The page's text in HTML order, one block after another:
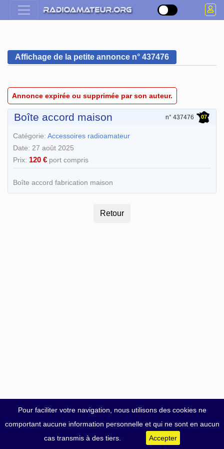
Pour faciliter votre navigation, nous utilisons des cookies ne
comportant aucune information personnelle et qui ne sont en aucun
cas transmis à des tiers.
Accepter
Affichage de la petite annonce n° 437476
Annonce expirée ou supprimée par son auteur.
Boîte accord maison n° 437476 07
Catégorie: Accessoires radioamateur
Date: 27 août 2025
Prix: 120 € port compris
Boîte accord fabrication maison